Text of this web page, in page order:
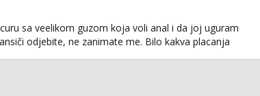
sa veelikom guzom koja voli anal i da joj uguram
odjebite, ne zanimate me. Bilo kakva placanja